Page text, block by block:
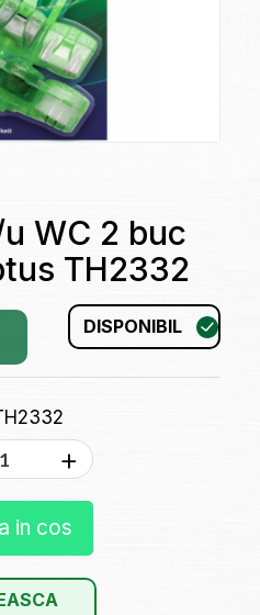
WC 2 buc
TH2332
DISPONIBIL
+
in cos